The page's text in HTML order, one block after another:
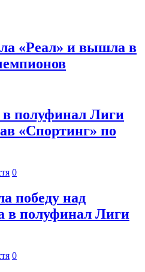
«Реал» и вышла в
полуфинал Лиги
«Спортинг» по
0
победу над
в полуфинал Лиги
0